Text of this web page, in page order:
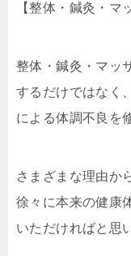
【整体・鍼灸・マ
整体・鍼灸・マッ
するだけではなく
による体調不良を
さまざまな理由か
徐々に本来の健康
いただければと思